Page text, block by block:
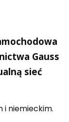
Gauss
sieć
i niemieckim.